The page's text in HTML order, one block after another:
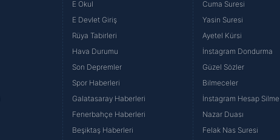
E Okul
E Devlet Giriş
Rüya Tabirleri
Hava Durumu
Son Depremler
Spor Haberleri
Galatasaray Haberleri
Fenerbahçe Haberleri
Beşiktaş Haberleri
Cuma Suresi
Yasin Suresi
Ayetel Kürsi
İnstagram Dondurma
Güzel Sözler
Bilmeceler
İnstagram Hesap Silme
Nazar Duası
Felak Nas Suresi